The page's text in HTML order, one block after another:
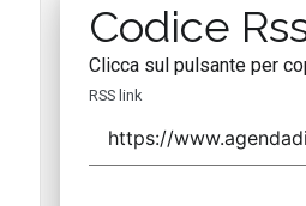
Codice
Clicca sul pulsante per
RSS link